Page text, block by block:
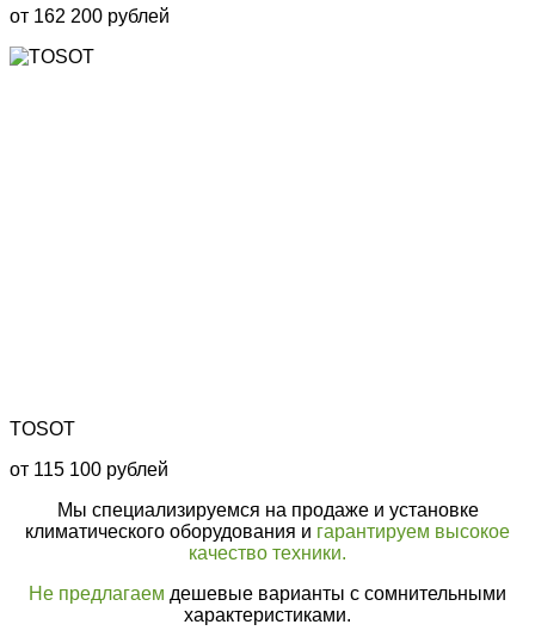
от 162 200 рублей
TOSOT
от 115 100 рублей
Мы специализируемся на продаже и установке
климатического оборудования и гарантируем высокое
качество техники.
Не предлагаем дешевые варианты с сомнительными
характеристиками.